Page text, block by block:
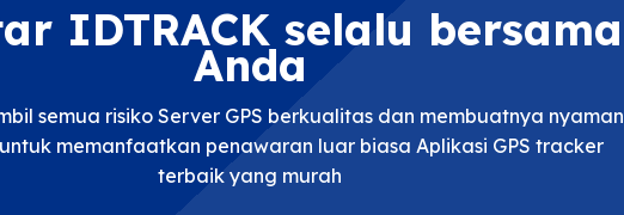
IDTRACK selalu bersama
Anda
semua risiko Server GPS berkualitas dan membuatnya nyaman
memanfaatkan penawaran luar biasa Aplikasi GPS tracker
terbaik yang murah